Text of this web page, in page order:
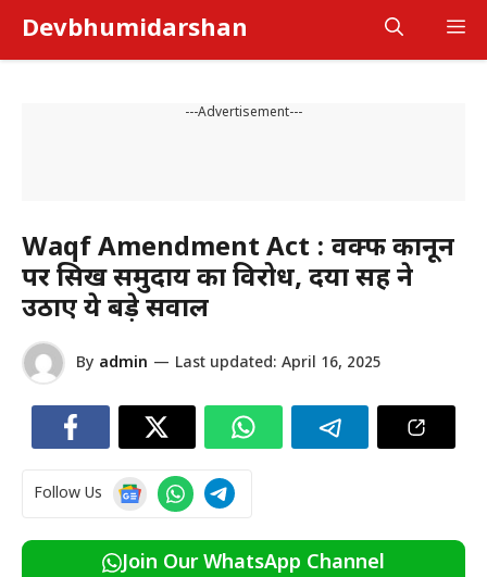
content
Devbhumidarshan
---Advertisement---
Waqf Amendment Act : वक्फ कानून
पर सिख समुदाय का विरोध, दया सिंह ने
उठाए ये बड़े सवाल
By admin — Last updated: April 16, 2025
Follow Us
Join Our WhatsApp Channel